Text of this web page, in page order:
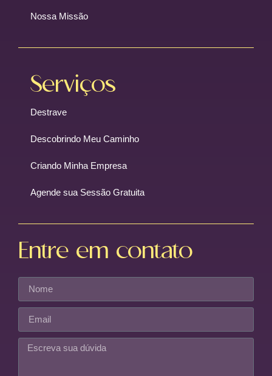
Nossa Missão
Serviços
Destrave
Descobrindo Meu Caminho
Criando Minha Empresa
Agende sua Sessão Gratuita
Entre em contato